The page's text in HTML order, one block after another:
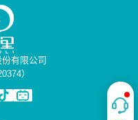
有限公司
）